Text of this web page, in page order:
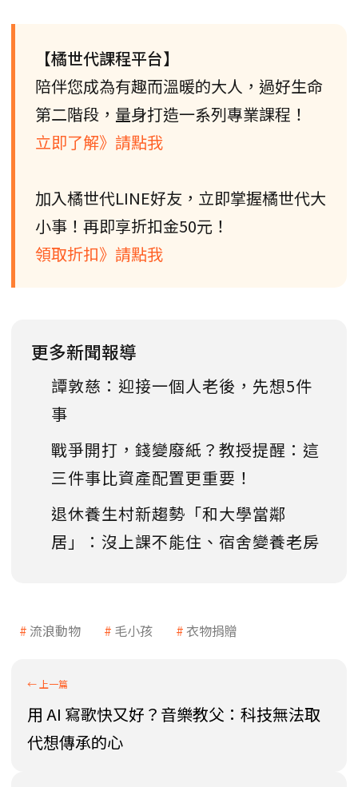
【橘世代課程平台】
陪伴您成為有趣而溫暖的大人，過好生命
第二階段，量身打造一系列專業課程！
立即了解》請點我
加入橘世代LINE好友，立即掌握橘世代大
小事！再即享折扣金50元！
領取折扣》請點我
更多新聞報導
譚敦慈：迎接一個人老後，先想5件
事
戰爭開打，錢變廢紙？教授提醒：這
三件事比資產配置更重要！
退休養生村新趨勢「和大學當鄰
居」：沒上課不能住、宿舍變養老房
流浪動物 毛小孩 衣物捐贈
用 AI 寫歌快又好？音樂教父：科技無法取
代想傳承的心